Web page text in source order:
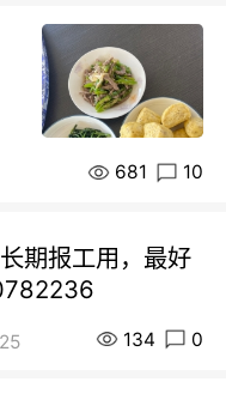
681 10
期报工用，最好
134 0